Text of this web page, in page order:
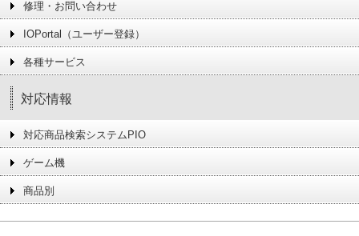
修理・お問い合わせ
IOPortal（ユーザー登録）
各種サービス
対応情報
対応商品検索システムPIO
ゲーム機
商品別